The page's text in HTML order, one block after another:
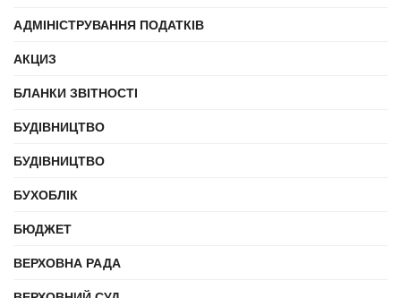
АДМІНІСТРУВАННЯ ПОДАТКІВ
АКЦИЗ
БЛАНКИ ЗВІТНОСТІ
БУДІВНИЦТВО
БУДІВНИЦТВО
БУХОБЛІК
БЮДЖЕТ
ВЕРХОВНА РАДА